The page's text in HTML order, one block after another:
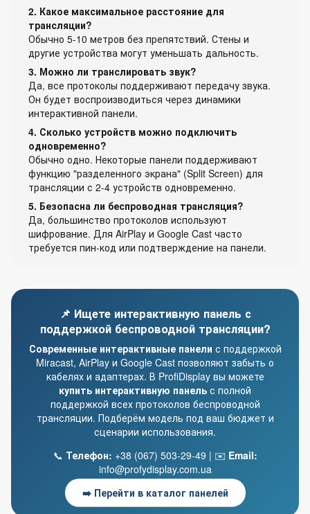
2. Какое максимальное расстояние для
трансляции?
Обычно 5-10 метров без препятствий. Стены и
другие устройства могут уменьшать дальность.
3. Можно ли транслировать звук?
Да, все протоколы поддерживают передачу звука.
Он будет воспроизводиться через динамики
интерактивной панели.
4. Сколько устройств можно подключить
одновременно?
Обычно одно. Некоторые панели поддерживают
функцию "разделенного экрана" (Split Screen) для
трансляции с 2-4 устройств одновременно.
5. Безопасна ли беспроводная трансляция?
Да, большинство протоколов используют
шифрование. Для AirPlay и Google Cast часто
требуется пин-код или подтверждение на панели.
📌 Ищете интерактивную панель с
поддержкой беспроводной трансляции?
Современные интерактивные панели с поддержкой
Miracast, AirPlay и Google Cast позволяют забыть о
кабелях и адаптерах. В ProfiDisplay вы можете
купить интерактивную панель с полной
поддержкой всех протоколов беспроводной
трансляции. Подберём модель под ваш бюджет и
сценарии использования.
📞 Телефон: +38 (067) 503-29-49 | ✉️ Email:
info@profydisplay.com.ua
➡️ Перейти в каталог панелей